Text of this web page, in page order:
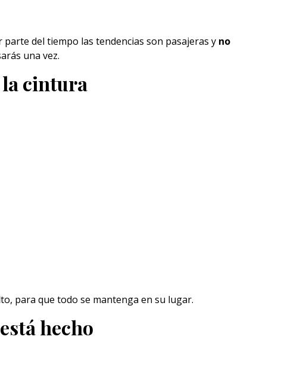
del tiempo las tendencias son pasajeras y no
una vez.
la cintura
para que todo se mantenga en su lugar.
hecho